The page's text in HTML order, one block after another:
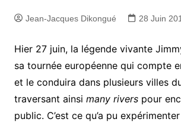
Jean-Jacques Dikongué 28 Juin
Hier 27 juin, la légende vivante
sa tournée européenne qui compte
et le conduira dans plusieurs villes
traversant ainsi many riverspour
public. C’est ce qu’a pu